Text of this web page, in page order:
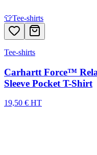
👕Tee-shirts
Tee-shirts
Carhartt Force™
Sleeve Pocket T-Shirt
19,50 € HT